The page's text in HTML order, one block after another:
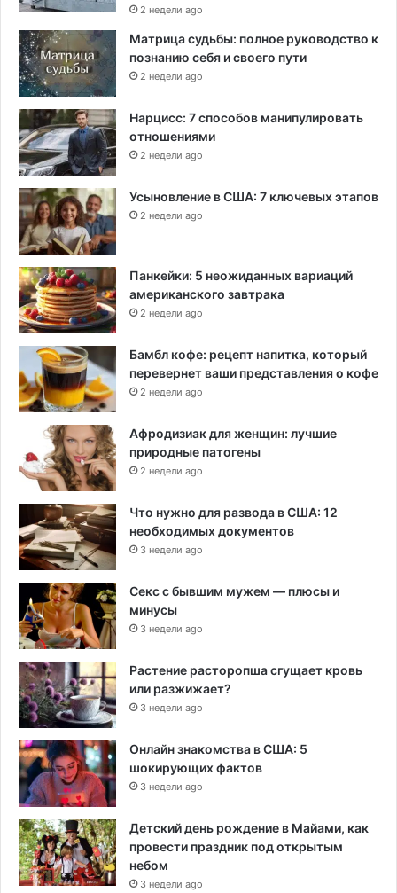
2 недели ago
Матрица судьбы: полное руководство к
познанию себя и своего пути
2 недели ago
Нарцисс: 7 способов манипулировать
отношениями
2 недели ago
Усыновление в США: 7 ключевых этапов
2 недели ago
Панкейки: 5 неожиданных вариаций
американского завтрака
2 недели ago
Бамбл кофе: рецепт напитка, который
перевернет ваши представления о кофе
2 недели ago
Афродизиак для женщин: лучшие
природные патогены
2 недели ago
Что нужно для развода в США: 12
необходимых документов
3 недели ago
Секс с бывшим мужем — плюсы и
минусы
3 недели ago
Растение расторопша сгущает кровь
или разжижает?
3 недели ago
Онлайн знакомства в США: 5
шокирующих фактов
3 недели ago
Детский день рождение в Майами, как
провести праздник под открытым
небом
3 недели ago